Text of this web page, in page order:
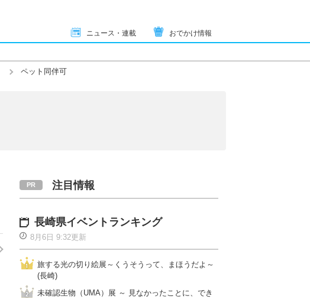
ニュース・連載 おでかけ情報
ペット同伴可
注目情報
長崎県イベントランキング
8月6日 9:32更新
旅する光の切り絵展～くうそうって、まほうだよ～
(長崎)
未確認生物（UMA）展 ～ 見なかったことに、でき